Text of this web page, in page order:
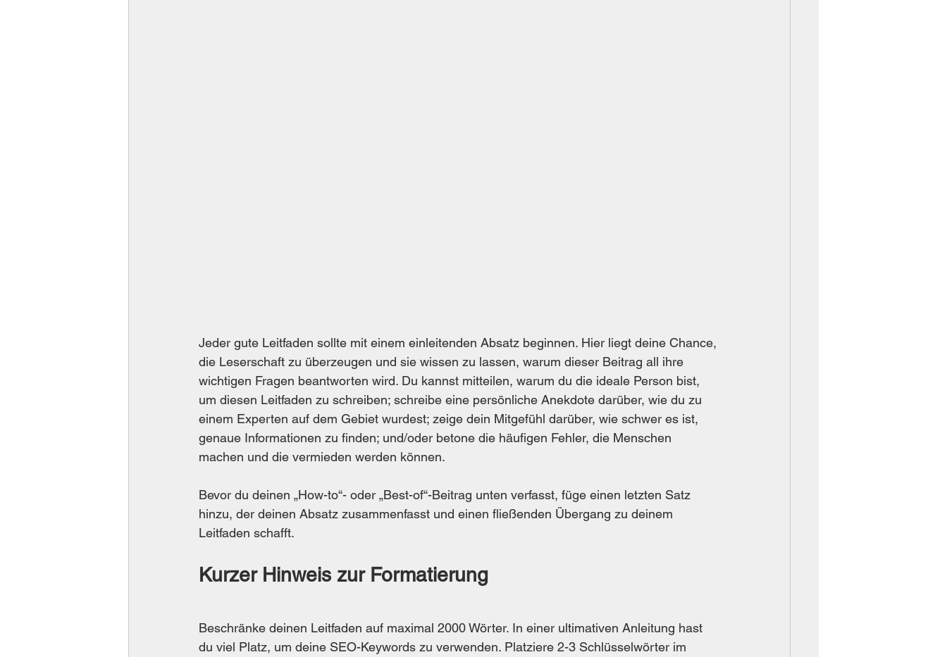
Jeder gute Leitfaden sollte mit einem einleitenden Absatz beginnen. Hier liegt deine Chance,
die Leserschaft zu überzeugen und sie wissen zu lassen, warum dieser Beitrag all ihre
wichtigen Fragen beantworten wird. Du kannst mitteilen, warum du die ideale Person bist,
um diesen Leitfaden zu schreiben; schreibe eine persönliche Anekdote darüber, wie du zu
einem Experten auf dem Gebiet wurdest; zeige dein Mitgefühl darüber, wie schwer es ist,
genaue Informationen zu finden; und/oder betone die häufigen Fehler, die Menschen
machen und die vermieden werden können.
Bevor du deinen „How-to“- oder „Best-of“-Beitrag unten verfasst, füge einen letzten Satz
hinzu, der deinen Absatz zusammenfasst und einen fließenden Übergang zu deinem
Leitfaden schafft.
Kurzer Hinweis zur Formatierung
Beschränke deinen Leitfaden auf maximal 2000 Wörter. In einer ultimativen Anleitung hast
du viel Platz, um deine SEO-Keywords zu verwenden. Platziere 2-3 Schlüsselwörter im